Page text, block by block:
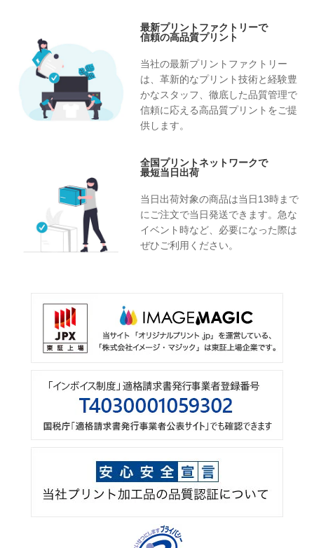
最新プリントファクトリーで
信頼の高品質プリント
当社の最新プリントファクトリー
は、革新的なプリント技術と経験豊
かなスタッフ、徹底した品質管理で
信頼に応える高品質プリントをご提
供します。
全国プリントネットワークで
最短当日出荷
当日出荷対象の商品は当日13時まで
にご注文で当日発送できます。急な
イベント時など、必要になった際は
ぜひご利用ください。